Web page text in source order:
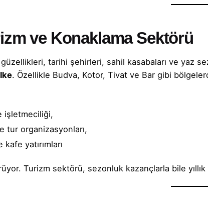
ve Konaklama Sektörü
güzellikleri, tarihi şehirleri, sahil kasabaları ve yaz
. Özellikle Budva, Kotor, Tivat ve Bar gibi
işletmeciliği,
tur organizasyonları,
yatırımları
Turizm sektörü, sezonluk kazançlarla bile